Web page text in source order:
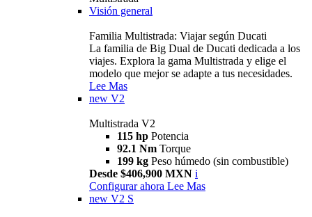
Visión general
Familia Multistrada: Viajar según Ducati
La familia de Big Dual de Ducati dedicada a los
viajes. Explora la gama Multistrada y elige el
modelo que mejor se adapte a tus necesidades.
Lee Mas
new V2
Multistrada V2
115 hp Potencia
92.1 Nm Torque
199 kg Peso húmedo (sin combustible)
Desde $406,900 MXN i
Configurar ahora Lee Mas
new V2 S